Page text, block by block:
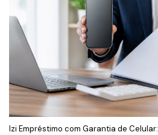
Izi Empréstimo com Garantia de